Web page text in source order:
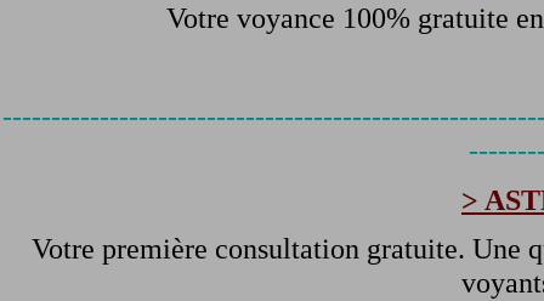
Votre voyance 100% gratuite
>
Votre première consultation gratuite. Une